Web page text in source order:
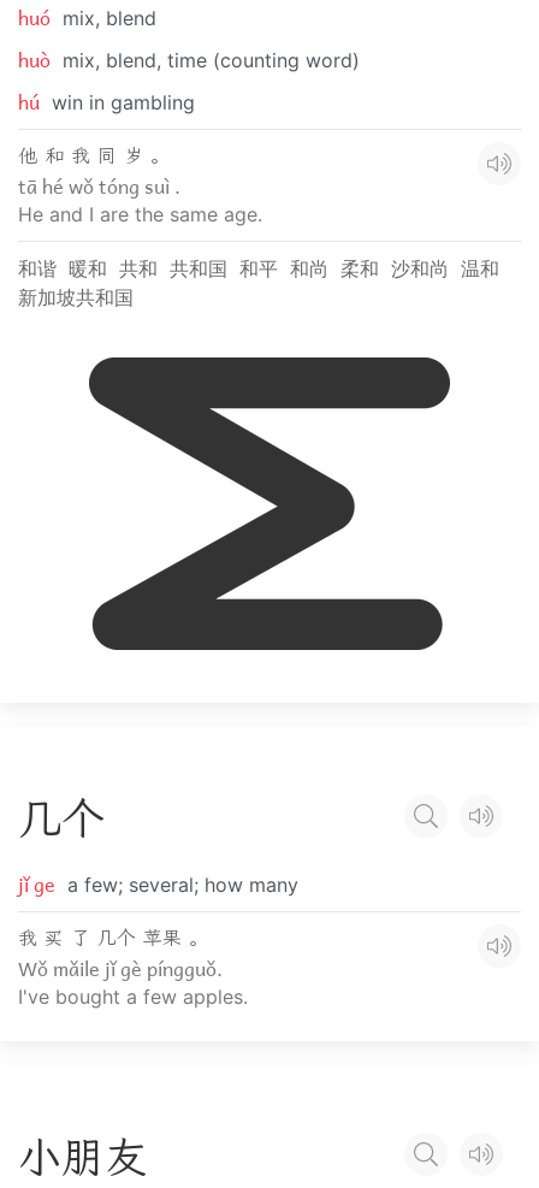
huó mix, blend
huò mix, blend, time (counting word)
hú win in gambling
他 和 我 同 岁 。
tā hé wǒ tóng suì .
He and I are the same age.
和谐 暖和 共和 共和国 和平 和尚 柔和 沙和尚 温和
新加坡共和国
几个
jǐ ge a few; several; how many
我 买 了 几个 苹果 。
Wǒ mǎile jǐ gè píngguǒ.
I've bought a few apples.
小朋友